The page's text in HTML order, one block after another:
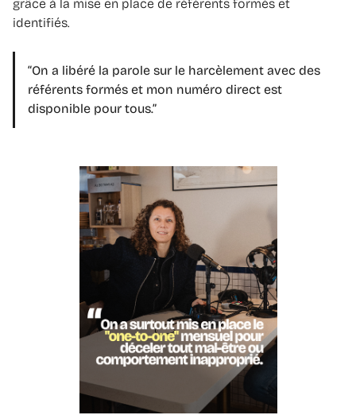
grâce à la mise en place de référents formés et
identifiés.
“On a libéré la parole sur le harcèlement avec des
référents formés et mon numéro direct est
disponible pour tous.”